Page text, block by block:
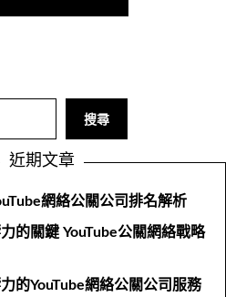
搜尋
近期文章
網絡公關公司排名解析
的關鍵 YouTube公關網絡戰略
的YouTube網絡公關公司服務